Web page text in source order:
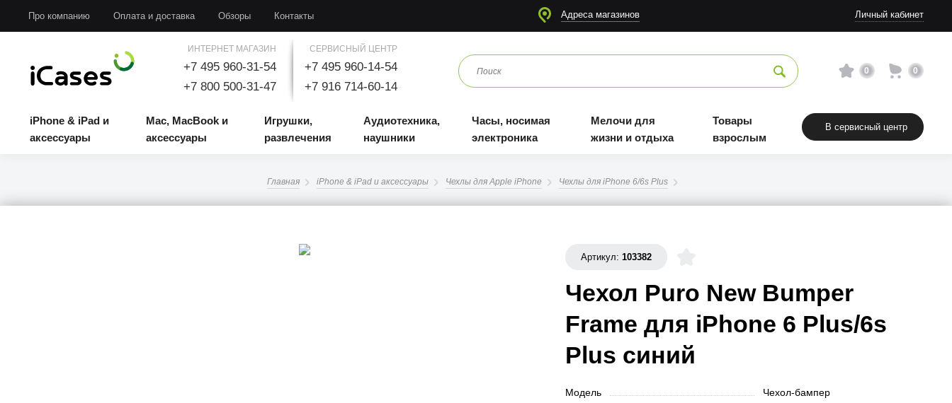
Про компанию Оплата и доставка Обзоры Контакты Адреса магазинов Личный кабинет
ИНТЕРНЕТ МАГАЗИН
+7 495 960-31-54
+7 800 500-31-47
СЕРВИСНЫЙ ЦЕНТР
+7 495 960-14-54
+7 916 714-60-14
0 0
iPhone & iPad и
аксессуары
Mac, MacBook и
аксессуары
Игрушки,
развлечения
Аудиотехника,
наушники
Часы, носимая
электроника
Мелочи для
жизни и отдыха
Товары
взрослым
В сервисный центр
Главная iPhone & iPad и аксессуары Чехлы для Apple iPhone Чехлы для iPhone 6/6s Plus
Артикул:103382
Чехол Puro New Bumper
Frame для iPhone 6 Plus/6s
Plus синий
Модель Чехол-бампер